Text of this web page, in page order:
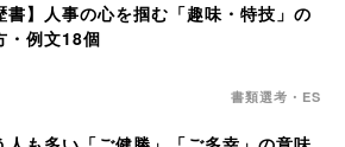
書】人事の心を掴む「趣味・特技」の
・例文18個
書類選考・ES